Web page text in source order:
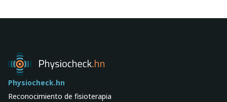
Physiocheck.hn
Reconocimiento de fisioterapia